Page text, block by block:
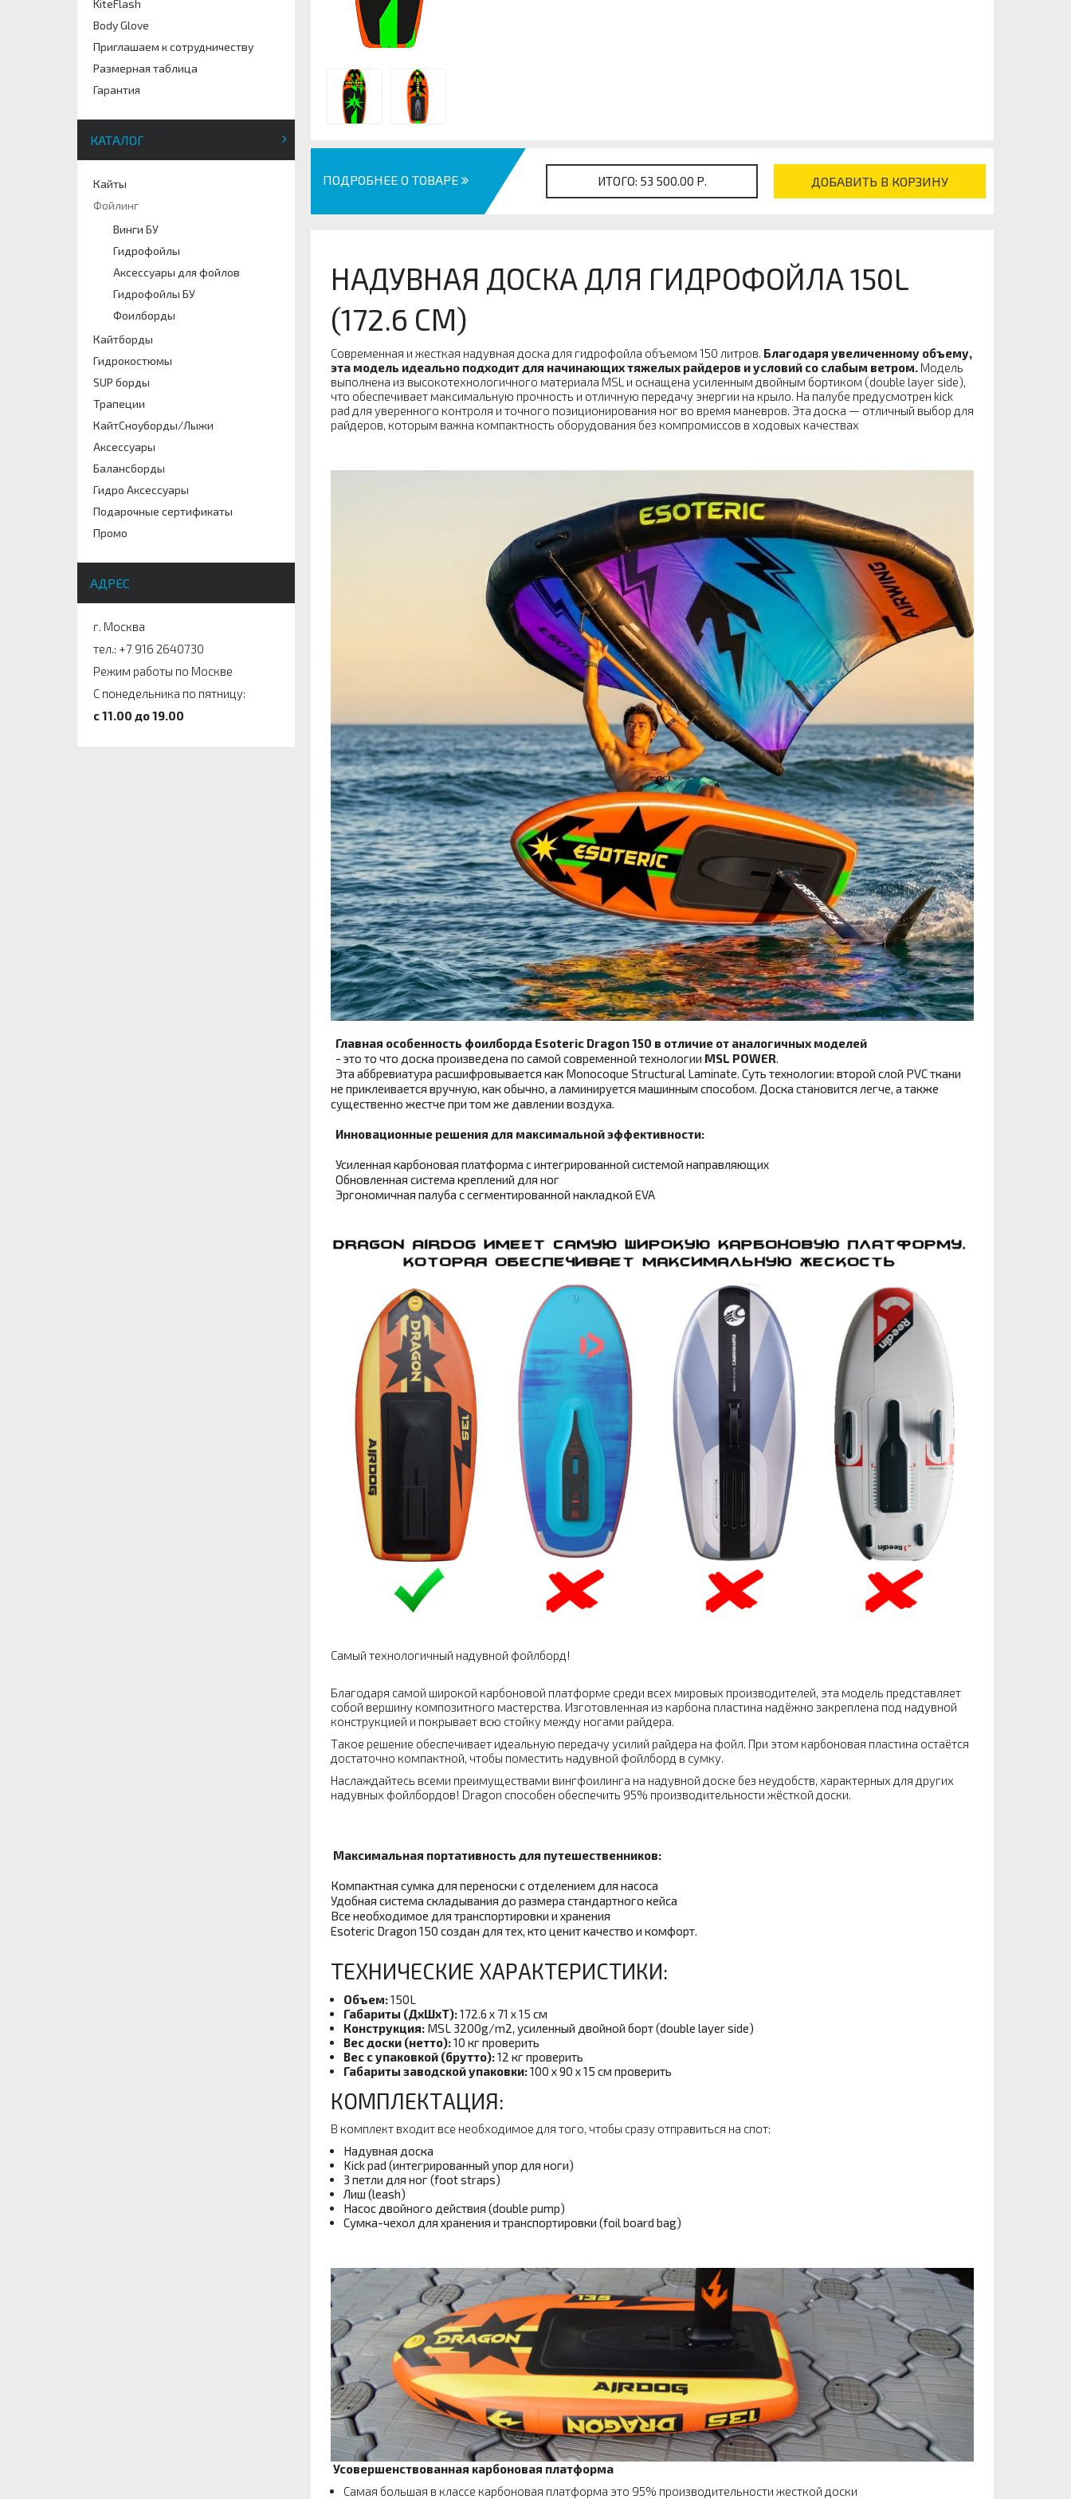
KiteFlash
Body Glove
Приглашаем к сотрудничеству
Размерная таблица
Гарантия
КАТАЛОГ
Кайты
Фойлинг
Винги БУ
Гидрофойлы
Аксессуары для фойлов
Гидрофойлы БУ
Фоилборды
Кайтборды
Гидрокостюмы
SUP борды
Трапеции
КайтСноуборды/Лыжи
Аксессуары
Балансборды
Гидро Аксессуары
Подарочные сертификаты
Промо
АДРЕС
г. Москва
тел.: +7 916 2640730
Режим работы по Москве
С понедельника по пятницу:
c 11.00 до 19.00
ПОДРОБНЕЕ О ТОВАРЕ ИТОГО: 53 500.00 Р. ДОБАВИТЬ В КОРЗИНУ
НАДУВНАЯ ДОСКА ДЛЯ ГИДРОФОЙЛА 150L
(172.6 СМ)
Современная и жесткая надувная доска для гидрофойла объемом 150 литров. Благодаря увеличенному объему,
эта модель идеально подходит для начинающих тяжелых райдеров и условий со слабым ветром. Модель
выполнена из высокотехнологичного материала MSL и оснащена усиленным двойным бортиком (double layer side),
что обеспечивает максимальную прочность и отличную передачу энергии на крыло. На палубе предусмотрен kick
pad для уверенного контроля и точного позиционирования ног во время маневров. Эта доска — отличный выбор для
райдеров, которым важна компактность оборудования без компромиссов в ходовых качествах
Главная особенность фоилборда Esoteric Dragon 150 в отличие от аналогичных моделей
- это то что доска произведена по самой современной технологии MSL POWER.
Эта аббревиатура расшифровывается как Monocoque Structural Laminate. Суть технологии: второй слой PVC ткани
не приклеивается вручную, как обычно, а ламинируется машинным способом. Доска становится легче, а также
существенно жестче при том же давлении воздуха.
Инновационные решения для максимальной эффективности:
Усиленная карбоновая платформа с интегрированной системой направляющих
Обновленная система креплений для ног
Эргономичная палуба с сегментированной накладкой EVA
Самый технологичный надувной фойлборд!
Благодаря самой широкой карбоновой платформе среди всех мировых производителей, эта модель представляет
собой вершину композитного мастерства. Изготовленная из карбона пластина надёжно закреплена под надувной
конструкцией и покрывает всю стойку между ногами райдера.
Такое решение обеспечивает идеальную передачу усилий райдера на фойл. При этом карбоновая пластина остаётся
достаточно компактной, чтобы поместить надувной фойлборд в сумку.
Наслаждайтесь всеми преимуществами вингфоилинга на надувной доске без неудобств, характерных для других
надувных фойлбордов! Dragon способен обеспечить 95% производительности жёсткой доски.
Максимальная портативность для путешественников:
Компактная сумка для переноски с отделением для насоса
Удобная система складывания до размера стандартного кейса
Все необходимое для транспортировки и хранения
Esoteric Dragon 150 создан для тех, кто ценит качество и комфорт.
ТЕХНИЧЕСКИЕ ХАРАКТЕРИСТИКИ:
Объем:150L
Габариты (ДхШхТ):172.6 x 71 x 15 см
Конструкция: MSL 3200g/m2, усиленный двойной борт (double layer side)
Вес доски (нетто):10 кг проверить
Вес с упаковкой (брутто):12 кгпроверить
Габариты заводской упаковки:100 x 90 x 15 см проверить
КОМПЛЕКТАЦИЯ:
В комплект входит все необходимое для того, чтобы сразу отправиться на спот:
Надувная доска
Kick pad (интегрированный упор для ноги)
3 петли для ног (foot straps)
Лиш (leash)
Насос двойного действия (double pump)
Сумка-чехол для хранения и транспортировки (foil board bag)
Усовершенствованная карбоновая платформа
Самая большая в классе карбоновая платформа это 95% производительности жесткой доски